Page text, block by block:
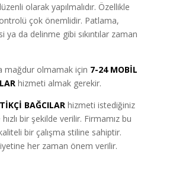
olarak yapılmalıdır. Özellikle
çok önemlidir. Patlama,
ya da delinme gibi sıkıntılar zaman
mağdur olmamak için 7-24 MOBİL
hizmeti almak gerekir.
BAĞCILAR hizmeti istediğiniz
bir şekilde verilir. Firmamız bu
bir çalışma stiline sahiptir.
her zaman önem verilir.